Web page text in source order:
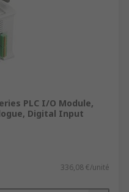
PLC I/O Module,
Digital Input
336,08 €/unité